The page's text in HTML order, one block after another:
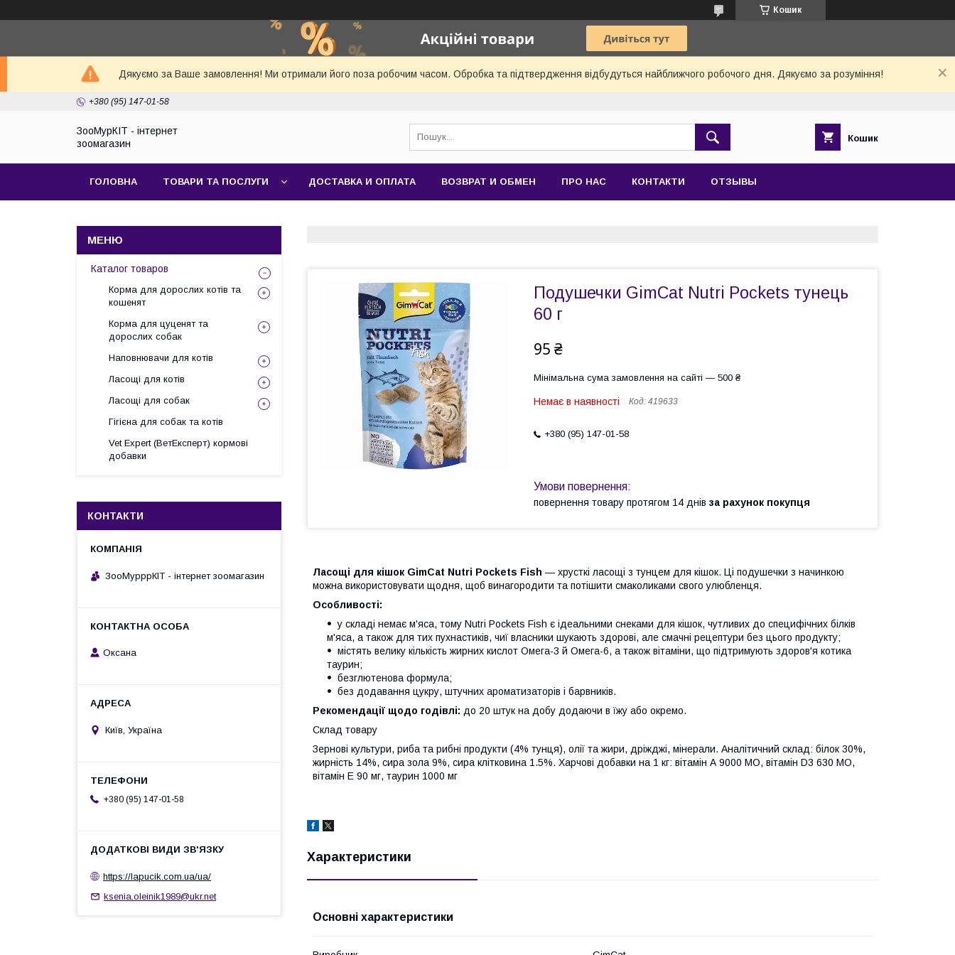
Кошик
Дякуємо за Ваше замовлення! Ми отримали його поза робочим часом. Обробка та підтвердження відбудуться найближчого робочого дня. Дякуємо за розуміння!
+380 (95) 147-01-58
ЗооМурКІТ - інтернет
зоомагазин
Кошик
ГОЛОВНА ТОВАРИ ТА ПОСЛУГИ ДОСТАВКА И ОПЛАТА ВОЗВРАТ И ОБМЕН ПРО НАС КОНТАКТИ ОТЗЫВЫ
Подушечки GimCat Nutri Pockets тунець
60 г
95 ₴
Мінімальна сума замовлення на сайті — 500 ₴
Немає в наявності Код: 419633
+380 (95) 147-01-58
повернення товару протягом 14 днів за рахунок покупця
Ласощі для кішок GimCat Nutri Pockets Fish — хрусткі ласощі з тунцем для кішок. Ці подушечки з начинкою
можна використовувати щодня, щоб винагородити та потішити смаколиками свого улюбленця.
Особливості:
у складі немає м'яса, тому Nutri Pockets Fish є ідеальними снеками для кішок, чутливих до специфічних білків
м'яса, а також для тих пухнастиків, чиї власники шукають здорові, але смачні рецептури без цього продукту;
містять велику кількість жирних кислот Омега-3 й Омега-6, а також вітаміни, що підтримують здоров'я котика
таурин;
безглютенова формула;
без додавання цукру, штучних ароматизаторів і барвників.
Рекомендації щодо годівлі: до 20 штук на добу додаючи в їжу або окремо.
Склад товару
Зернові культури, риба та рибні продукти (4% тунця), олії та жири, дріжджі, мінерали. Аналітичний склад: білок 30%,
жирність 14%, сира зола 9%, сира клітковина 1.5%. Харчові добавки на 1 кг: вітамін А 9000 МО, вітамін D3 630 МО,
вітамін Е 90 мг, таурин 1000 мг
Характеристики
Основні характеристики
Каталог товаров
Корма для дорослих котів та
кошенят
Корма для цуценят та
дорослих собак
Наповнювачи для котів
Ласощі для котів
Ласощі для собак
Гігієна для собак та котів
Vet Expert (ВетЕксперт) кормові
добавки
КОНТАКТИ
ЗооМурррКІТ - інтернет зоомагазин
Оксана
Київ, Україна
+380 (95) 147-01-58
https://lapucik.com.ua/ua/
ksenia.oleinik1989@ukr.net